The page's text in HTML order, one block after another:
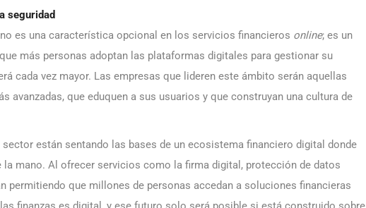
seguridad
es una característica opcional en los servicios financieros online; es un
más personas adoptan las plataformas digitales para gestionar su
cada vez mayor. Las empresas que lideren este ámbito serán aquellas
avanzadas, que eduquen a sus usuarios y que construyan una cultura de
están sentando las bases de un ecosistema financiero digital donde
la mano. Al ofrecer servicios como la firma digital, protección de datos
permitiendo que millones de personas accedan a soluciones financieras